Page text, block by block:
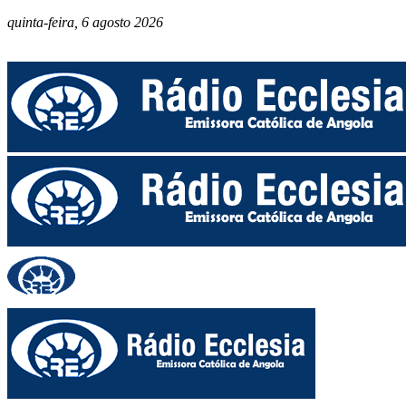
quinta-feira, 6 agosto 2026